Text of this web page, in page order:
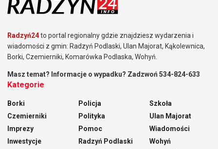
Radzyń24to portal regionalny gdzie znajdziesz wydarzenia i
wiadomości z gmin: Radzyń Podlaski, Ulan Majorat, Kąkolewnica,
Borki, Czemierniki, Komarówka Podlaska, Wohyń.
Masz temat? Informacje o wypadku? Zadzwoń 534-824-633
Kategorie
Borki
Czemierniki
Imprezy
Inwestycje
Policja
Polityka
Pomoc
Radzyń Podlaski
Szkoła
Ulan Majorat
Wiadomości
Wohyń